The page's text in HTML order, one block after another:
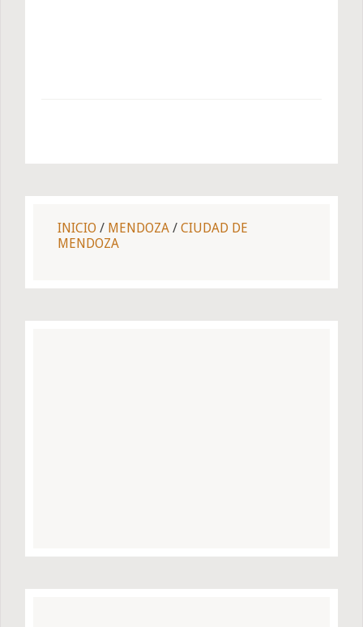
INICIO / MENDOZA / CIUDAD DE
MENDOZA